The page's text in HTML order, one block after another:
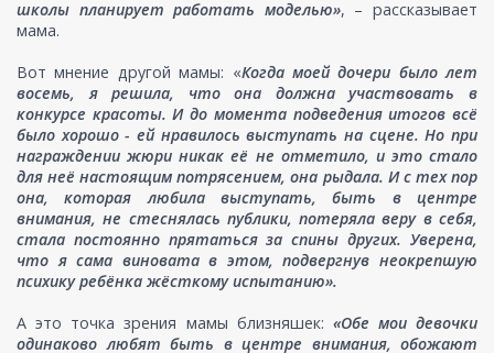
школы планирует работать моделью», – рассказывает
мама.
Вот мнение другой мамы: «Когда моей дочери было лет
восемь, я решила, что она должна участвовать в
конкурсе красоты. И до момента подведения итогов всё
было хорошо - ей нравилось выступать на сцене. Но при
награждении жюри никак её не отметило, и это стало
для неё настоящим потрясением, она рыдала. И с тех пор
она, которая любила выступать, быть в центре
внимания, не стеснялась публики, потеряла веру в себя,
стала постоянно прятаться за спины других. Уверена,
что я сама виновата в этом, подвергнув неокрепшую
психику ребёнка жёсткому испытанию».
А это точка зрения мамы близняшек: «Обе мои девочки
одинаково любят быть в центре внимания, обожают